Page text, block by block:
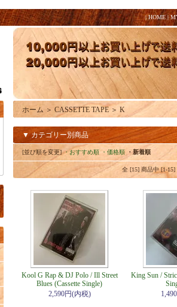
|HOME|
ホーム ＞ CASSETTE TAPE ＞ K
▼ カテゴリー別商品
[並び順を変更]・おすすめ順 ・価格順 ・新着順
全 [15] 商品中 [1-15]
Kool G Rap & DJ Polo / Ill Street
Blues (Cassette Single)
2,590円(内税)
King Sun /